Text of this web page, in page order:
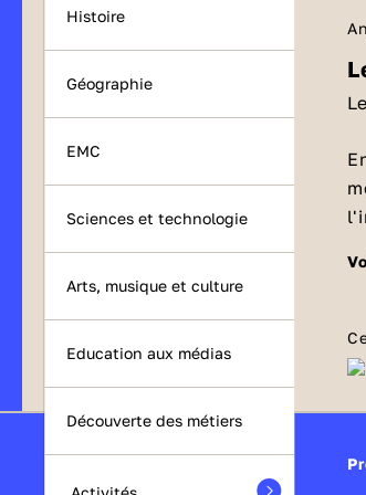
Histoire
Géographie
EMC
Sciences et technologie
Arts, musique et culture
Education aux médias
Découverte des métiers
?